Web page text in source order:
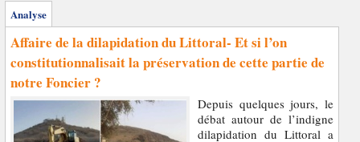
Analyse
Affaire de la dilapidation du Littoral- Et si l’on
constitutionnalisait la préservation de cette partie de
notre Foncier ?
Depuis quelques jours, le
débat autour de l’indigne
dilapidation du Littoral a